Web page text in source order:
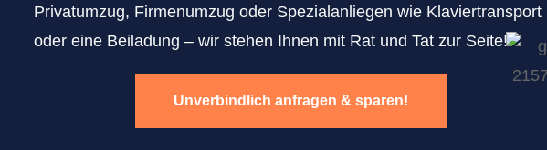
Privatumzug, Firmenumzug oder Spezialanliegen wie Klaviertransport
oder eine Beiladung – wir stehen Ihnen mit Rat und Tat zur Seite!
Unverbindlich anfragen & sparen!